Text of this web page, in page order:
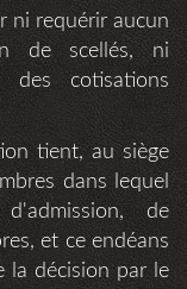
ni requérir aucun
de scellés, ni
des cotisations
tient, au siège
dans lequel
de
et ce endéans
la décision par le